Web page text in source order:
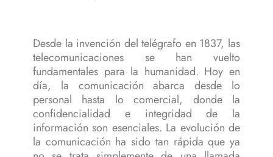
Desde la invención del telégrafo en 1837, las
telecomunicaciones se han vuelto
fundamentales para la humanidad. Hoy en
día, la comunicación abarca desde lo
personal hasta lo comercial, donde la
confidencialidad e integridad de la
información son esenciales. La evolución de
la comunicación ha sido tan rápida que ya